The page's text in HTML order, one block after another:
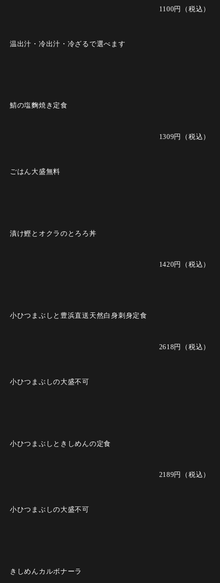
1100円（税込）
温出汁・冷出汁・冷ざるで選べます
鯖の塩麴焼き定食
1309円（税込）
ごはん大盛無料
漬け鰹とオクラのとろろ丼
1420円（税込）
小ひつまぶしと豊浜直送天然白身刺身定食
2618円（税込）
小ひつまぶしの大盛不可
小ひつまぶしときしめんの定食
2189円（税込）
小ひつまぶしの大盛不可
きしめんカルボナーラ